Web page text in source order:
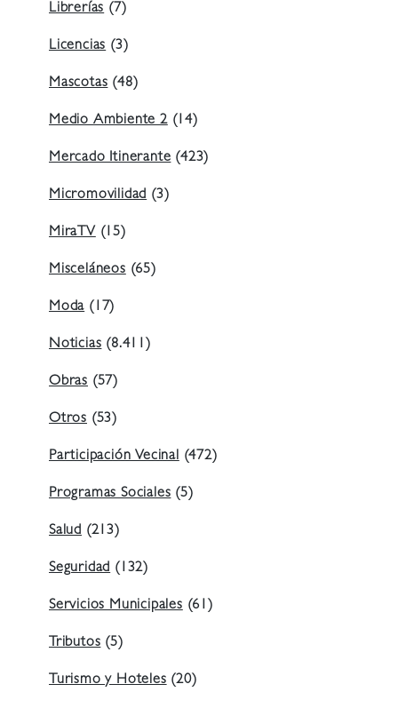
Librerías (7)
Licencias (3)
Mascotas (48)
Medio Ambiente 2(14)
Mercado Itinerante (423)
Micromovilidad (3)
MiraTV (15)
Misceláneos (65)
Moda (17)
Noticias (8.411)
Obras (57)
Otros (53)
Participación Vecinal (472)
Programas Sociales (5)
Salud (213)
Seguridad (132)
Servicios Municipales (61)
Tributos (5)
Turismo y Hoteles (20)